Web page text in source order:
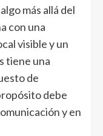
más allá del
con una
visible y un
tiene una
de
debe
y en